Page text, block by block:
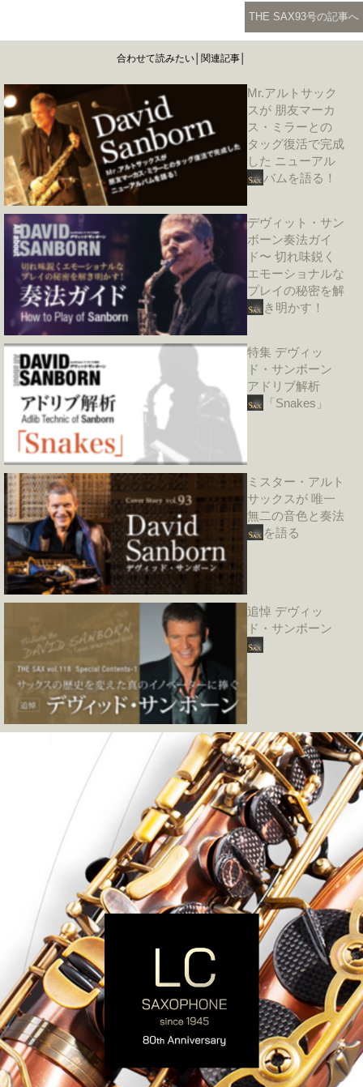
THE SAX93号の記事へ
合わせて読みたい│関連記事│
Mr.アルトサック
スが 朋友マーカ
ス・ミラーとの
タッグ復活で完成
した ニューアル
バムを語る！
デヴィット・サン
ボーン奏法ガイ
ド〜 切れ味鋭く
エモーショナルな
プレイの秘密を解
き明かす！
特集 デヴィッ
ド・サンボーン
アドリブ解析
「Snakes」
ミスター・アルト
サックスが 唯一
無二の音色と奏法
を語る
追悼 デヴィッ
ド・サンボーン